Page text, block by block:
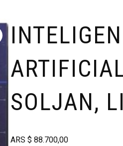
SOLJAN,
ARS$ 88.700,00